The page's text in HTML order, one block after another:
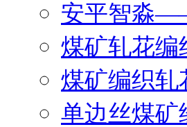
安平智淼
煤矿轧花编
煤矿编织轧
单边丝煤矿